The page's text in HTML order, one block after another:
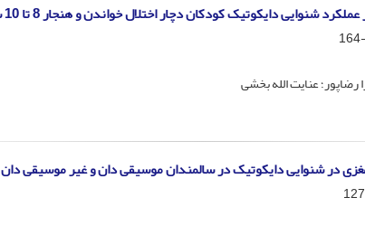
شنوایی دایکوتیک کودکان دچار اختلال خواندن و هنجار 8 تا 10 سال
عنایت الله بخشی
در شنوایی دایکوتیک در سالمندان موسیقی دان و غیر موسیقی دان